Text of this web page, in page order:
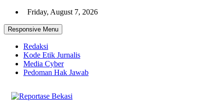
Skip
content
Friday, August 7, 2026
Responsive Menu
Redaksi
Kode Etik Jurnalis
Media Cyber
Pedoman Hak Jawab